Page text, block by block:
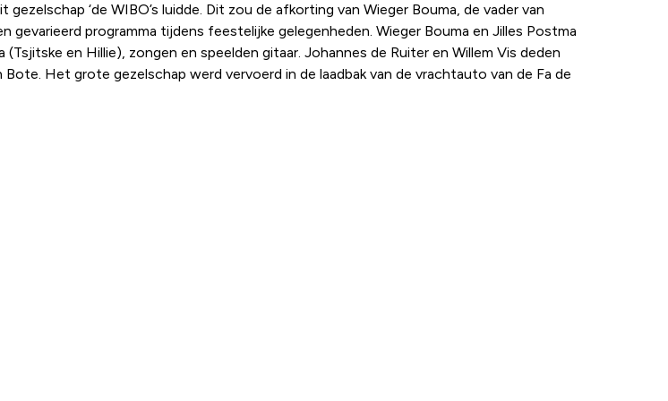
‘de WIBO’s luidde. Dit zou de afkorting van Wieger Bouma, de vader van
gevarieerd programma tijdens feestelijke gelegenheden. Wieger Bouma en Jilles Postma
en Hillie), zongen en speelden gitaar. Johannes de Ruiter en Willem Vis deden
Het grote gezelschap werd vervoerd in de laadbak van de vrachtauto van de Fa de